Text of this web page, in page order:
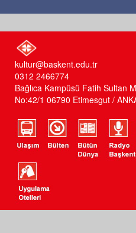
kultur@baskent.edu.tr
0312 2466774
Bağlıca Kampüsü Fatih Sultan
No:42/1 06790 Etimesgut /